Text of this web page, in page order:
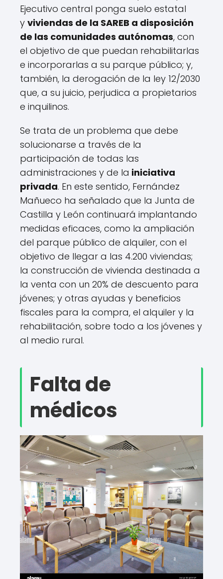
Ejecutivo central ponga suelo estatal
y viviendas de la SAREB a disposición
de las comunidades autónomas, con
el objetivo de que puedan rehabilitarlas
e incorporarlas a su parque público; y,
también, la derogación de la ley 12/2030
que, a su juicio, perjudica a propietarios
e inquilinos.
Se trata de un problema que debe
solucionarse a través de la
participación de todas las
administraciones y de la iniciativa
privada. En este sentido, Fernández
Mañueco ha señalado que la Junta de
Castilla y León continuará implantando
medidas eficaces, como la ampliación
del parque público de alquiler, con el
objetivo de llegar a las 4.200 viviendas;
la construcción de vivienda destinada a
la venta con un 20% de descuento para
jóvenes; y otras ayudas y beneficios
fiscales para la compra, el alquiler y la
rehabilitación, sobre todo a los jóvenes y
al medio rural.
Falta de
médicos